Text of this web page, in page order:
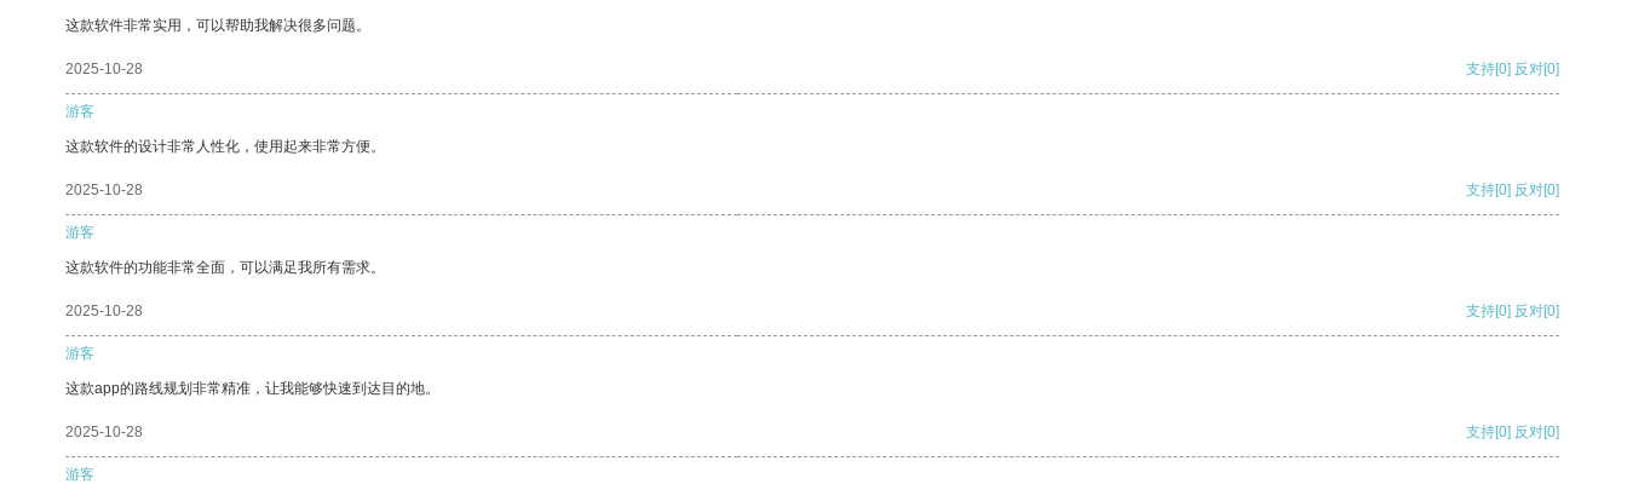
这款软件非常实用，可以帮助我解决很多问题。
2025-10-28 支持[0] 反对[0]
游客
这款软件的设计非常人性化，使用起来非常方便。
2025-10-28 支持[0] 反对[0]
游客
这款软件的功能非常全面，可以满足我所有需求。
2025-10-28 支持[0] 反对[0]
游客
这款app的路线规划非常精准，让我能够快速到达目的地。
2025-10-28 支持[0] 反对[0]
游客